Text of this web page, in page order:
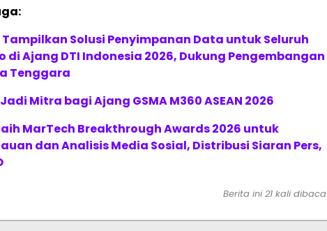
Tampilkan Solusi Penyimpanan Data untuk Seluruh
di Ajang DTI Indonesia 2026, Dukung Pengembangan
Tenggara
Mitra bagi Ajang GSMA M360 ASEAN 2026
MarTech Breakthrough Awards 2026 untuk
dan Analisis Media Sosial, Distribusi Siaran Pers,
Berita ini 21 kali dibaca